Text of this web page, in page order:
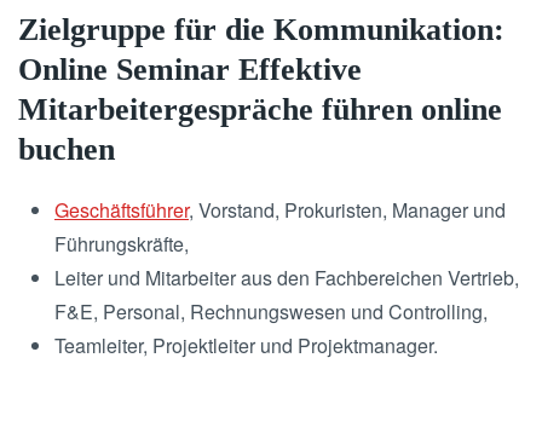
Zielgruppe für die Kommunikation:
Online Seminar Effektive
Mitarbeitergespräche führen online
buchen
Geschäftsführer, Vorstand, Prokuristen, Manager und
Führungskräfte,
Leiter und Mitarbeiter aus den Fachbereichen Vertrieb,
F&E, Personal, Rechnungswesen und Controlling,
Teamleiter, Projektleiter und Projektmanager.